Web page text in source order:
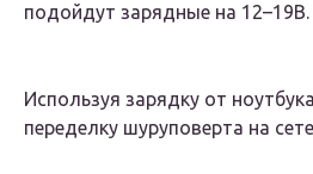
подойдут зарядные на 12–19В.
Используя зарядку от
переделку шуруповерта на